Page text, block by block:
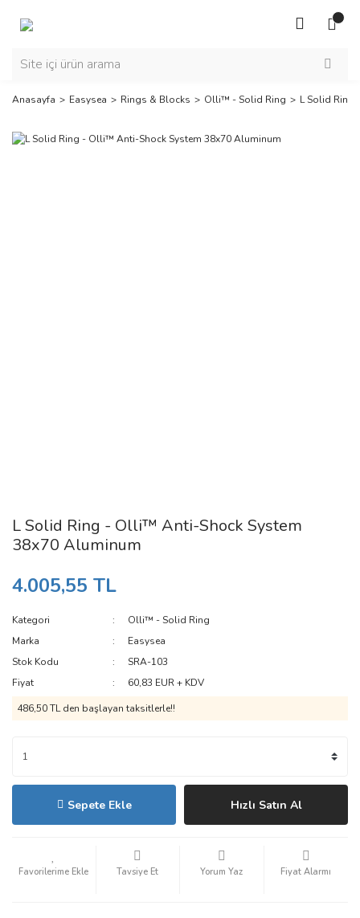
Anasayfa Easysea Rings & Blocks Olli™ - Solid Ring L Solid Ring
L Solid Ring - Olli™ Anti-Shock System
38x70 Aluminum
4.005,55 TL
Kategori
Olli™ - Solid Ring
Marka
Easysea
Stok Kodu
SRA-103
Fiyat
60,83 EUR + KDV
486,50 TL den başlayan taksitlerle!!
Sepete Ekle Hızlı Satın Al
Tavsiye Et Yorum Yaz Fiyat Alarmı